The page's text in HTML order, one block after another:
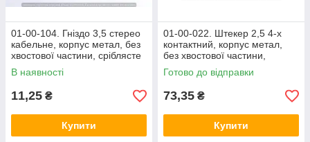
01-00-104. Гніздо 3,5 стерео
кабельне, корпус метал, без
хвостової частини, сріблясте
В наявності
11,25 ₴
Купити
01-00-022. Штекер 2,5 4-х
контактний, корпус метал,
без хвостової частини,
Sennheiser, чорний
Готово до відправки
73,35 ₴
Купити